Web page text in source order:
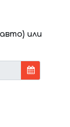
или